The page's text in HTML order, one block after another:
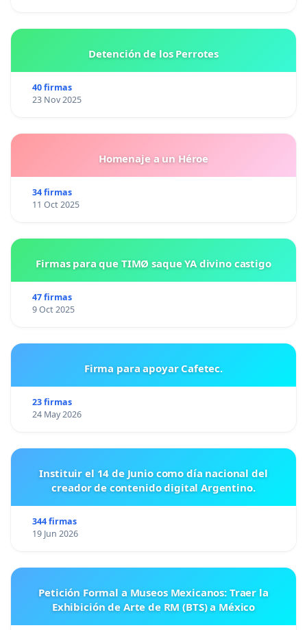
Detención de los Perrotes
40 firmas
23 Nov 2025
Homenaje a un Héroe
34 firmas
11 Oct 2025
Firmas para que TIMØ saque YA divino castigo
47 firmas
9 Oct 2025
Firma para apoyar Cafetec.
23 firmas
24 May 2026
Instituir el 14 de Junio como día nacional del
creador de contenido digital Argentino.
344 firmas
19 Jun 2026
Petición Formal a Museos Mexicanos: Traer la
Exhibición de Arte de RM (BTS) a México